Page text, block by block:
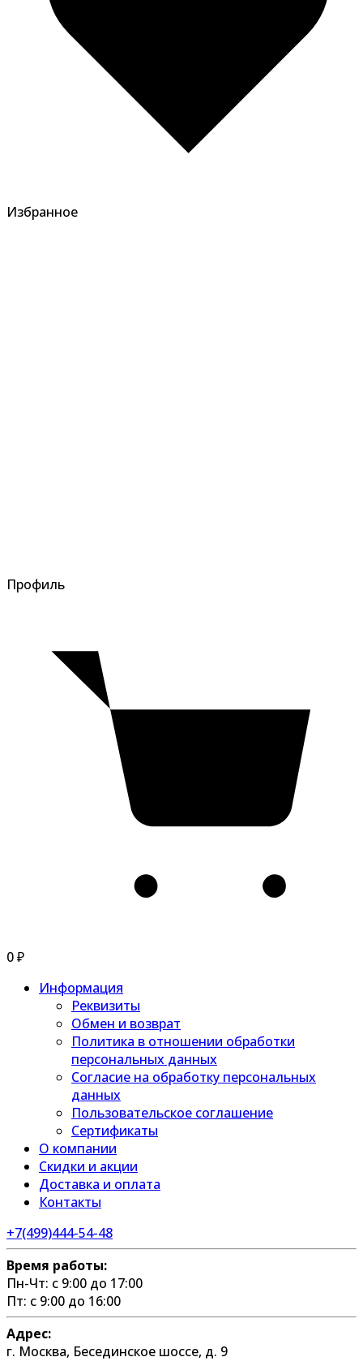
Избранное
Профиль
0₽
Информация
Реквизиты
Обмен и возврат
Политика в отношении обработки
персональных данных
Согласие на обработку персональных
данных
Пользовательское соглашение
Сертификаты
О компании
Скидки и акции
Доставка и оплата
Контакты
+7(499)444-54-48
Время работы:
Пн-Чт: с 9:00 до 17:00
Пт: с 9:00 до 16:00
Адрес:
г. Москва, Бесединское шоссе, д. 9